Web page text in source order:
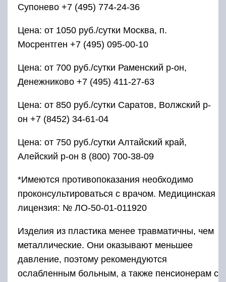
Супонево +7 (495) 774-24-36
Цена: от 1050 руб./сутки Москва, п.
Мосрентген +7 (495) 095-00-10
Цена: от 700 руб./сутки Раменский р-он,
Денежниково +7 (495) 411-27-63
Цена: от 850 руб./сутки Саратов, Волжский р-
он +7 (8452) 34-61-04
Цена: от 750 руб./сутки Алтайский край,
Алейский р-он 8 (800) 700-38-09
*Имеются противопоказания необходимо
проконсультироваться с врачом. Медицинская
лицензия: № ЛО-50-01-011920
Изделия из пластика менее травматичны, чем
металлические. Они оказывают меньшее
давление, поэтому рекомендуются
ослабленным больным, а также пенсионерам с